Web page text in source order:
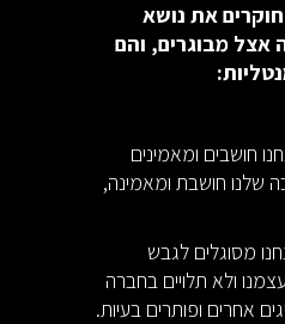
את נושא
אצל מבוגרים, והם
חושבים ומאמינים
שלנו חושבת ומאמינה,
מסוגלים לגבש
ולא תלויים בחברה
אחרים ופותרים בעיות.